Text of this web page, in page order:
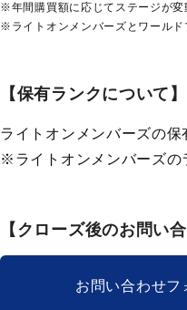
※年間購買額に応じてステージが変
※ライトオンメンバーズとワールド
【保有ランクについて】
ライトオンメンバーズの
※ライトオンメンバーズの
【クローズ後のお問い
お問い合わせフ